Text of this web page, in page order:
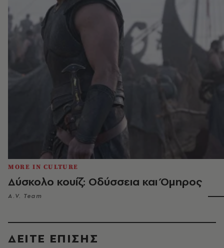
MORE IN CULTURE
Δύσκολο κουίζ: Οδύσσεια και Όμηρος
A.V. Team
ΔΕΙΤΕ ΕΠΙΣΗΣ